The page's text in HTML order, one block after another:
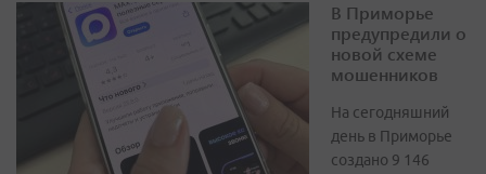
В Приморье
предупредили о
новой схеме
мошенников
На сегодняшний
день в Приморье
создано 9 146